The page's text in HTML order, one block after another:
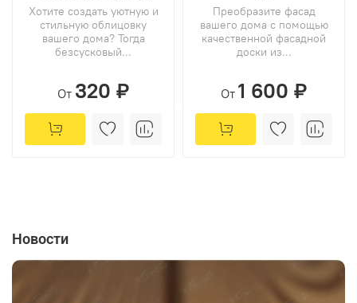
Хотите создать уютную и
стильную облицовку
вашего дома? Тогда
безсусковый...
От 320 ₽
Преобразите фасад
вашего дома с помощью
качественной фасадной
доски из...
От 1 600 ₽
Новости